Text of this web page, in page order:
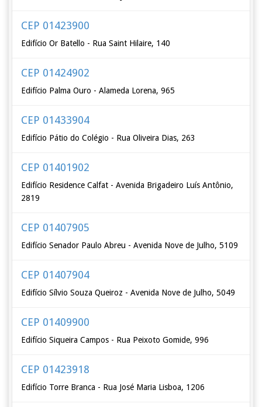
CEP 01423900
Edifício Or Batello - Rua Saint Hilaire, 140
CEP 01424902
Edifício Palma Ouro - Alameda Lorena, 965
CEP 01433904
Edifício Pátio do Colégio - Rua Oliveira Dias, 263
CEP 01401902
Edifício Residence Calfat - Avenida Brigadeiro Luís Antônio,
2819
CEP 01407905
Edifício Senador Paulo Abreu - Avenida Nove de Julho, 5109
CEP 01407904
Edifício Sílvio Souza Queiroz - Avenida Nove de Julho, 5049
CEP 01409900
Edifício Siqueira Campos - Rua Peixoto Gomide, 996
CEP 01423918
Edifício Torre Branca - Rua José Maria Lisboa, 1206